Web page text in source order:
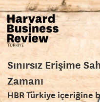
Sınırsız Erişime
Zamanı
HBR Türkiye içeriğine